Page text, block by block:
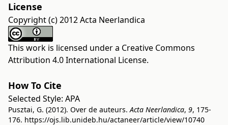
License
Copyright (c) 2012 Acta Neerlandica
This work is licensed under a Creative Commons
Attribution 4.0 International License.
How To Cite
Selected Style: APA
Pusztai, G. (2012). Over de auteurs.Acta Neerlandica, 9, 175-
176. https://ojs.lib.unideb.hu/actaneer/article/view/10740